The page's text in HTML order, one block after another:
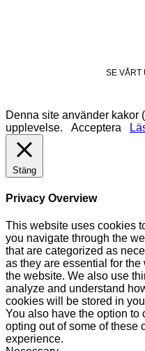
SE VÅRT
Denna site använder kakor
upplevelse. Acceptera
Stäng
Privacy Overview
This website uses cookies
you navigate through the
that are categorized as
as they are essential for
the website. We also use
analyze and understand
cookies will be stored in
You also have the option to
opting out of some of these
experience.